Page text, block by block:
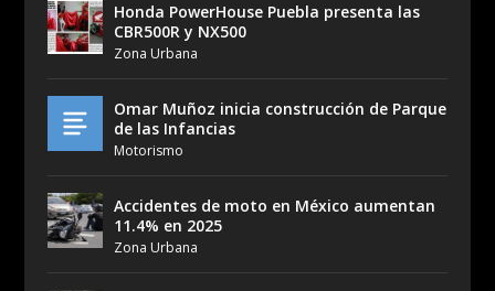
Honda PowerHouse Puebla presenta las
CBR500R y NX500
Zona Urbana
Omar Muñoz inicia construcción de Parque
de las Infancias
Motorismo
Accidentes de moto en México aumentan
11.4% en 2025
Zona Urbana